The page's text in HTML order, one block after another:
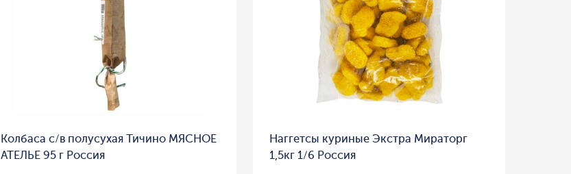
Колбаса с/в полусухая Тичино МЯСНОЕ
АТЕЛЬЕ 95 г Россия
Наггетсы куриные Экстра Мираторг
1,5кг 1/6 Россия